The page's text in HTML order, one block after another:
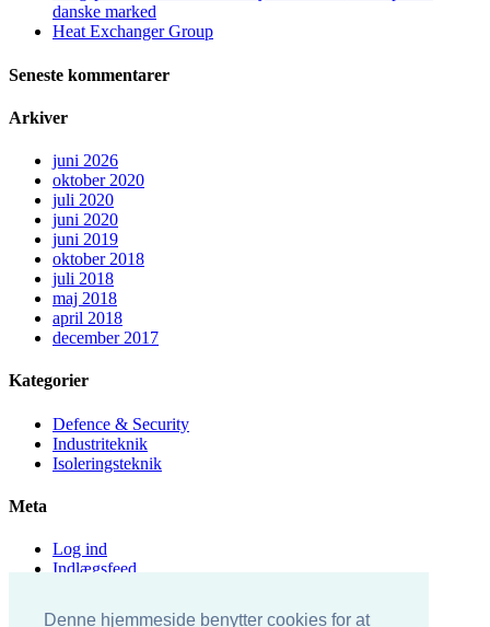
Denne hjemmeside benytter cookies for at
danske marked
Heat Exchanger Group
Seneste kommentarer
Arkiver
juni 2026
oktober 2020
juli 2020
juni 2020
juni 2019
oktober 2018
juli 2018
maj 2018
april 2018
december 2017
Kategorier
Defence & Security
Industriteknik
Isoleringsteknik
Meta
Log ind
Indlægsfeed